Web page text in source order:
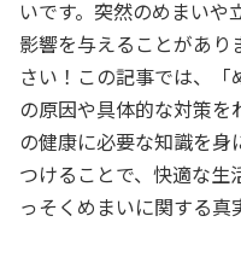
いです。突然のめまい
影響を与えることがあり
さい！この記事では、
の原因や具体的な対策を
の健康に必要な知識を身
つけることで、快適な生
っそくめまいに関する真